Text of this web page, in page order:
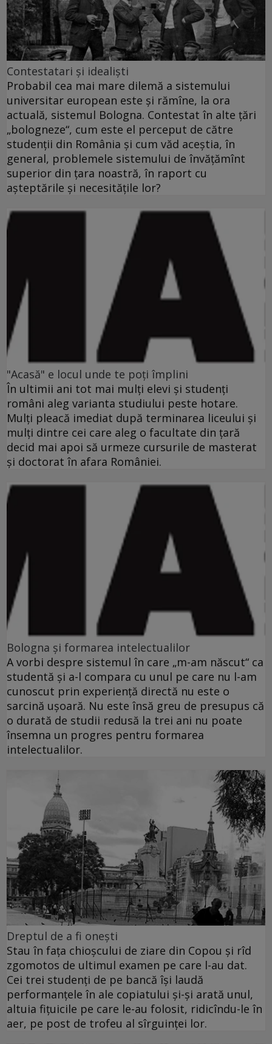
Contestatari şi idealişti
Probabil cea mai mare dilemă a sistemului
universitar european este şi rămîne, la ora
actuală, sistemul Bologna. Contestat în alte ţări
„bologneze“, cum este el perceput de către
studenţii din România şi cum văd aceştia, în
general, problemele sistemului de învăţămînt
superior din ţara noastră, în raport cu
aşteptările şi necesităţile lor?
"Acasă" e locul unde te poţi împlini
În ultimii ani tot mai mulţi elevi şi studenţi
români aleg varianta studiului peste hotare.
Mulţi pleacă imediat după terminarea liceului şi
mulţi dintre cei care aleg o facultate din ţară
decid mai apoi să urmeze cursurile de masterat
şi doctorat în afara României.
Bologna şi formarea intelectualilor
A vorbi despre sistemul în care „m-am născut“ ca
studentă şi a-l compara cu unul pe care nu l-am
cunoscut prin experienţă directă nu este o
sarcină uşoară. Nu este însă greu de presupus că
o durată de studii redusă la trei ani nu poate
însemna un progres pentru formarea
intelectualilor.
Dreptul de a fi oneşti
Stau în faţa chioşcului de ziare din Copou şi rîd
zgomotos de ultimul examen pe care l-au dat.
Cei trei studenţi de pe bancă îşi laudă
performanţele în ale copiatului şi-şi arată unul,
altuia fiţuicile pe care le-au folosit, ridicîndu-le în
aer, pe post de trofeu al sîrguinţei lor.